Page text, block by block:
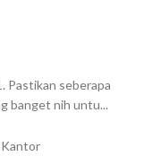
Pastikan seberapa
banget nih untu...